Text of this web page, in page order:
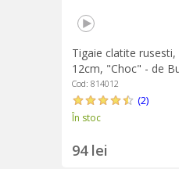
Tigaie clatite rusesti,
12cm, "Choc" - de
Cod: 814012
(2)
În stoc
94 lei